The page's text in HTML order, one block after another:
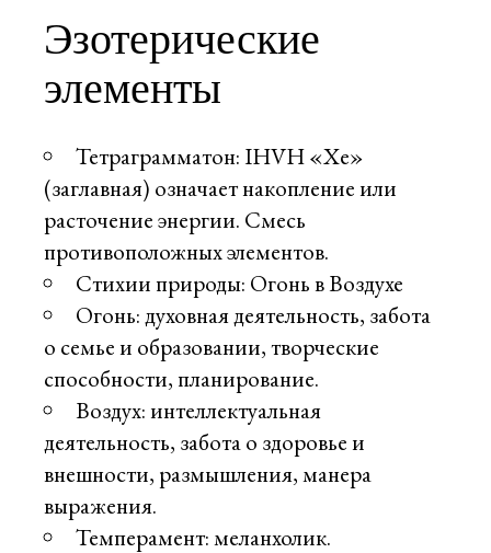
Эзотерические
элементы
Тетраграмматон: IHVH «Хе»
(заглавная) означает накопление или
расточение энергии. Смесь
противоположных элементов.
Стихии природы: Огонь в Воздухе
Огонь: духовная деятельность, забота
о семье и образовании, творческие
способности, планирование.
Воздух: интеллектуальная
деятельность, забота о здоровье и
внешности, размышления, манера
выражения.
Темперамент: меланхолик.